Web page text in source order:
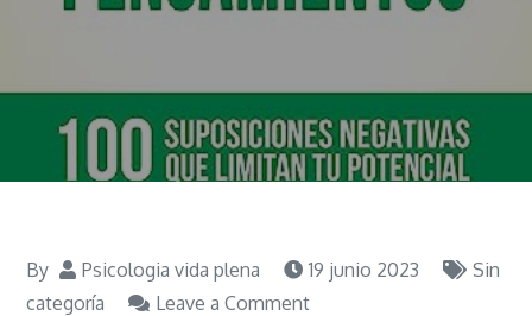
By Psicologia vida plena 19 junio 2023
Sin
categoría
Leave a Commenton